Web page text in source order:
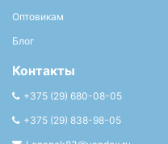
Оптовикам
Блог
Контакты
+375 (29) 680-08-05
+375 (29) 838-98-05